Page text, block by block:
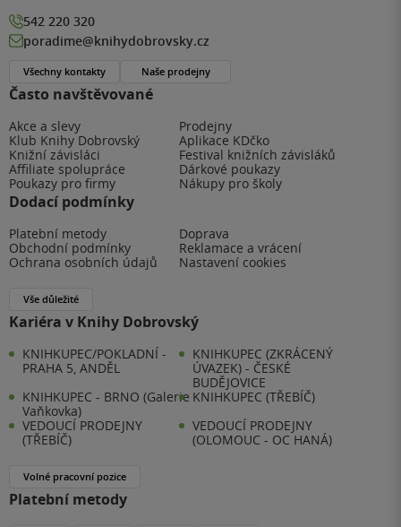
Často navštěvované
Akce a slevy
Prodejny
Klub Knihy Dobrovský
Aplikace KDčko
Knižní závisláci
Festival knižních závisláků
Affiliate spolupráce
Dárkové poukazy
Poukazy pro firmy
Nákupy pro školy
Dodací podmínky
Platební metody
Doprava
Obchodní podmínky
Reklamace a vrácení
Ochrana osobních údajů
Nastavení cookies
Vše důležité
Kariéra v Knihy Dobrovský
KNIHKUPEC/POKLADNÍ -
PRAHA 5, ANDĚL
KNIHKUPEC (ZKRÁCENÝ
ÚVAZEK) - ČESKÉ
BUDĚJOVICE
KNIHKUPEC - BRNO (Galerie
Vaňkovka)
KNIHKUPEC (TŘEBÍČ)
VEDOUCÍ PRODEJNY
(TŘEBÍČ)
VEDOUCÍ PRODEJNY
(OLOMOUC - OC HANÁ)
Volné pracovní pozice
Platební metody
542 220 320
poradime@knihydobrovsky.cz
Všechny kontakty Naše prodejny